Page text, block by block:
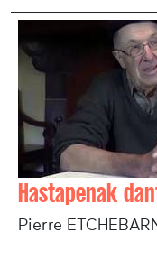
Hastapenak
Pierre